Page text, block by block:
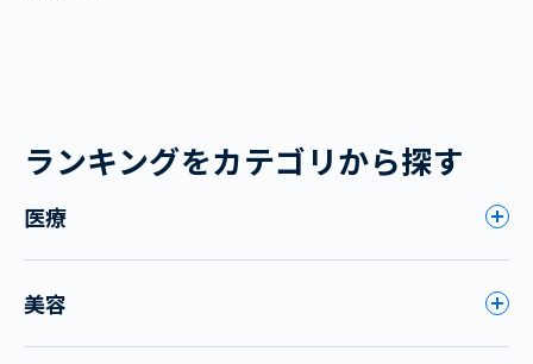
ランキングをカテゴリから探す
医療
美容